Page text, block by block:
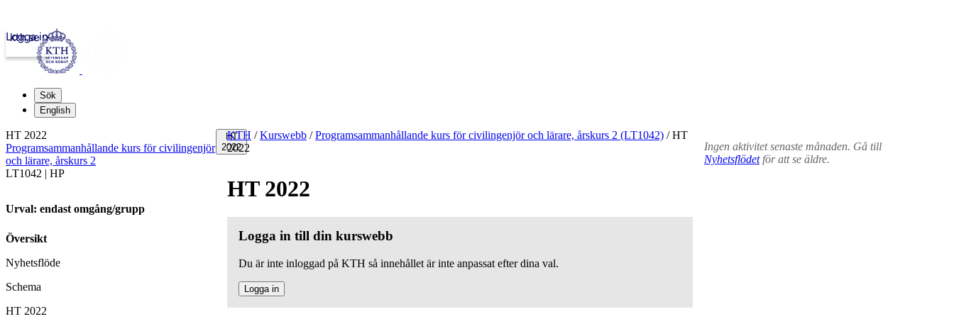
kth.se
Logga in
Sök
English
HT
2022
KTH / Kurswebb / Programsammanhållande kurs för civilingenjör och lärare, årskurs 2 (LT1042) /HT
2022
HT 2022
Logga in till din kurswebb
Du är inte inloggad på KTH så innehållet är inte anpassat efter dina val.
Logga in
Ingen aktivitet senaste månaden. Gå till
Nyhetsflödetför att se äldre.
HT 2022
Programsammanhållande kurs för civilingenjör
och lärare, årskurs 2
LT1042 | HP
Urval: endast omgång/grupp
Översikt
Nyhetsflöde
Schema
HT 2022